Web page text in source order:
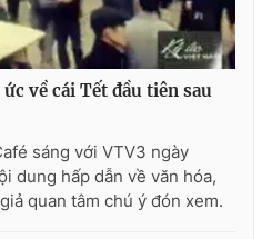
về cái Tết đầu tiên sau
sáng với VTV3 ngày
dung hấp dẫn về văn hóa,
quan tâm chú ý đón xem.